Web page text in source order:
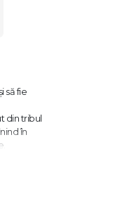
să fie
din tribul
în